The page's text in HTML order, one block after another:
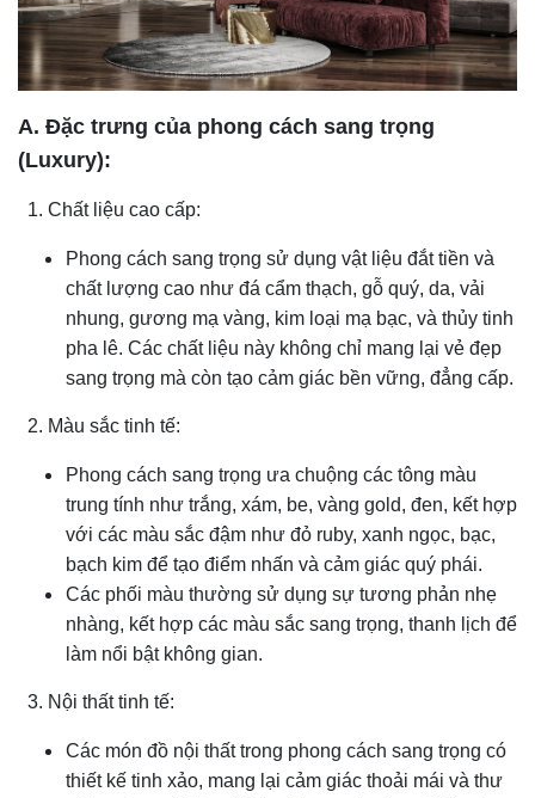
A. Đặc trưng của phong cách sang trọng
(Luxury):
1. Chất liệu cao cấp:
Phong cách sang trọng sử dụng vật liệu đắt tiền và
chất lượng cao như đá cẩm thạch, gỗ quý, da, vải
nhung, gương mạ vàng, kim loại mạ bạc, và thủy tinh
pha lê. Các chất liệu này không chỉ mang lại vẻ đẹp
sang trọng mà còn tạo cảm giác bền vững, đẳng cấp.
2. Màu sắc tinh tế:
Phong cách sang trọng ưa chuộng các tông màu
trung tính như trắng, xám, be, vàng gold, đen, kết hợp
với các màu sắc đậm như đỏ ruby, xanh ngọc, bạc,
bạch kim để tạo điểm nhấn và cảm giác quý phái.
Các phối màu thường sử dụng sự tương phản nhẹ
nhàng, kết hợp các màu sắc sang trọng, thanh lịch để
làm nổi bật không gian.
3. Nội thất tinh tế:
Các món đồ nội thất trong phong cách sang trọng có
thiết kế tinh xảo, mang lại cảm giác thoải mái và thư